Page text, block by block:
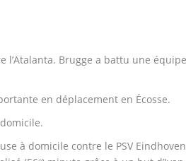
l’Atalanta. Brugge a battu une
en déplacement en Écosse.
à domicile contre le PSV